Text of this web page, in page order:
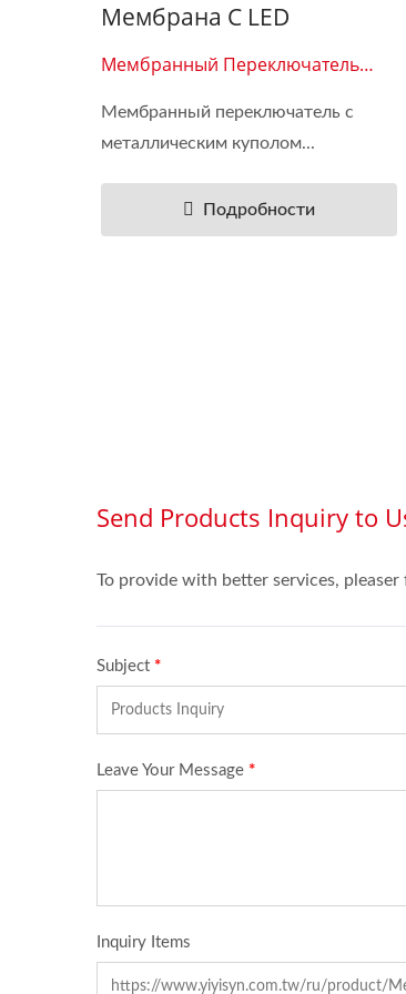
Мембрана С LED
Мембранный Переключатель
Мембранный переключатель с
металлическим куполом...
Подробности